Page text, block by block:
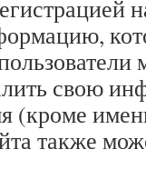
свою
(кроме
также